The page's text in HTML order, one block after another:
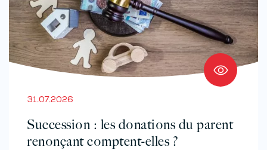
31.07.2026
Succession : les donations du parent
renonçant comptent-elles ?